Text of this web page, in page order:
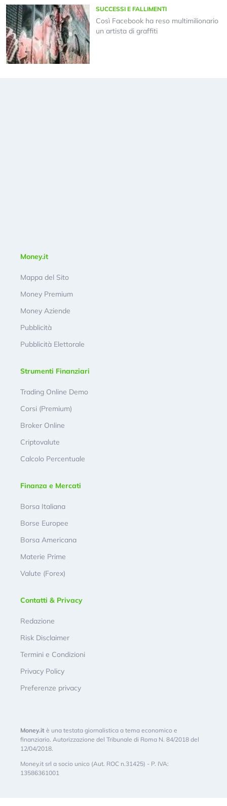
SUCCESSI E FALLIMENTI
Così Facebook ha reso multimilionario
un artista di graffiti
Money.it
Mappa del Sito
Money Premium
Money Aziende
Pubblicità
Pubblicità Elettorale
Strumenti Finanziari
Trading Online Demo
Corsi (Premium)
Broker Online
Criptovalute
Calcolo Percentuale
Finanza e Mercati
Borsa Italiana
Borse Europee
Borsa Americana
Materie Prime
Valute (Forex)
Contatti & Privacy
Redazione
Risk Disclaimer
Termini e Condizioni
Privacy Policy
Preferenze privacy
Money.it è una testata giornalistica a tema economico e
finanziario. Autorizzazione del Tribunale di Roma N. 84/2018 del
12/04/2018.
Money.it srl a socio unico (Aut. ROC n.31425) - P. IVA:
13586361001